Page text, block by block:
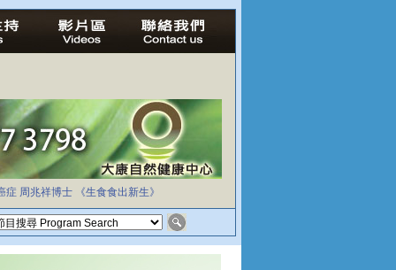
症 周兆祥博士 《生食食出新生》